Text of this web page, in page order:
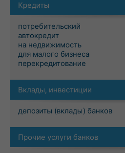
Кредиты
потребительский
автокредит
на недвижимость
для малого бизнеса
перекредитование
Вклады, инвестиции
депозиты (вклады) банков
Прочие услуги банков